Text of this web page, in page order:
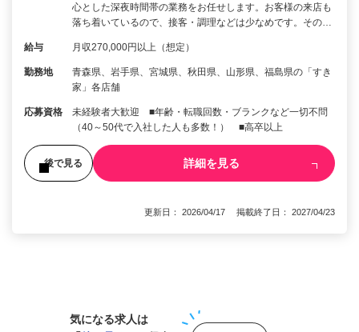
心とした深夜時間帯の業務をお任せします。お客様の来店も
落ち着いているので、接客・調理などは少なめです。その…
給与 月収270,000円以上（想定）
勤務地
青森県、岩手県、宮城県、秋田県、山形県、福島県の「すき
家」各店舗
応募資格
未経験者大歓迎 ■年齢・転職回数・ブランクなど一切不問
（40～50代で入社した人も多数！） ■高卒以上
後で見る 詳細を見る
更新日： 2026/04/17 掲載終了日： 2027/04/23
気になる求人は